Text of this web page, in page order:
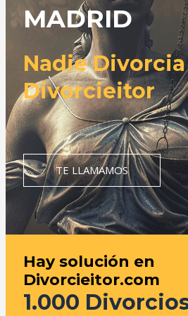
MADRID
Nadie
Divorcieitor
TE LLAMAMOS
Hay solución en
Divorcieitor.com
1.000